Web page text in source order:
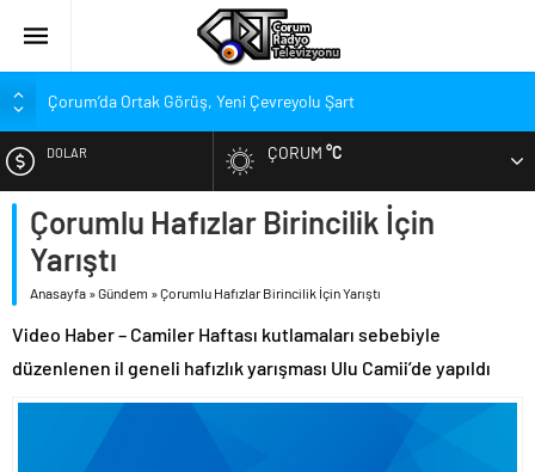
Çorum’da Ortak Görüş, Yeni Çevreyolu Şart
Belediye Meclisi Toplandı
Süper Lig’de Transfer Piyasası Alev Alev Yanıyor
Gökel’den Çorum’a: Balçık’ın Yükünü Hafifletmeliyiz
Kırmızı-Siyahlılarda Yeni Rota Çorum mu, İstanbul mu?
Penetra, Süper Lig’in En Değerli Kaçıncı Stoperi Oldu?
DOLAR
ALTIN
BIST
ÇORUM°C
Çorumlu Hafızlar Birincilik İçin
Yarıştı
Anasayfa »Gündem »Çorumlu Hafızlar Birincilik İçin Yarıştı
Video Haber – Camiler Haftası kutlamaları sebebiyle
düzenlenen il geneli hafızlık yarışması Ulu Camii’de yapıldı